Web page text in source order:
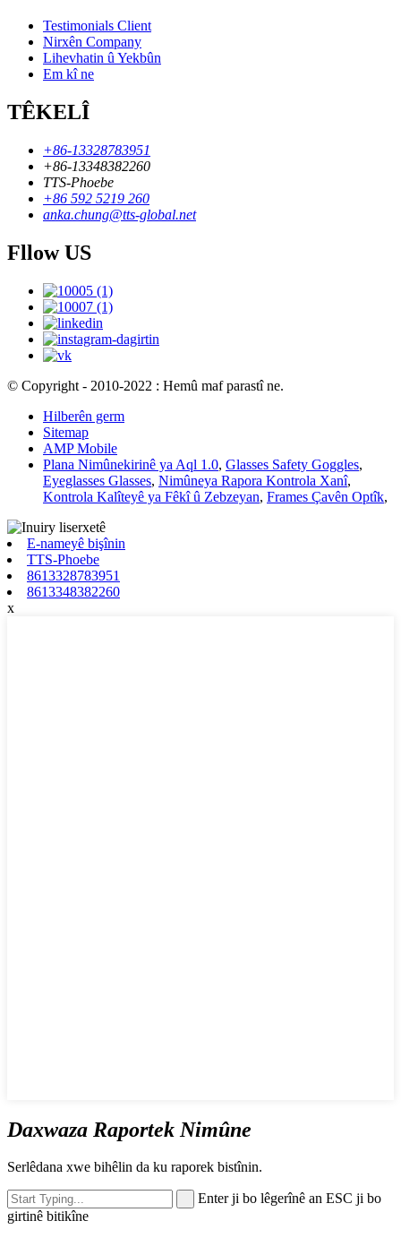
Testimonials Client
Nirxên Company
Lihevhatin û Yekbûn
Em kî ne
TÊKELÎ
+86-13328783951
+86-13348382260
TTS-Phoebe
+86 592 5219 260
anka.chung@tts-global.net
Fllow US
© Copyright - 2010-2022 : Hemû maf parastî ne.
Hilberên germ
Sitemap
AMP Mobile
Plana Nimûnekirinê ya Aql 1.0, Glasses Safety Goggles,
Eyeglasses Glasses, Nimûneya Rapora Kontrola Xanî,
Kontrola Kalîteyê ya Fêkî û Zebzeyan, Frames Çavên Optîk,
E-nameyê bişînin
TTS-Phoebe
8613328783951
8613348382260
x
Daxwaza Raportek Nimûne
Serlêdana xwe bihêlin da ku raporek bistînin.
Enter ji bo lêgerînê an ESC ji bo
girtinê bitikîne